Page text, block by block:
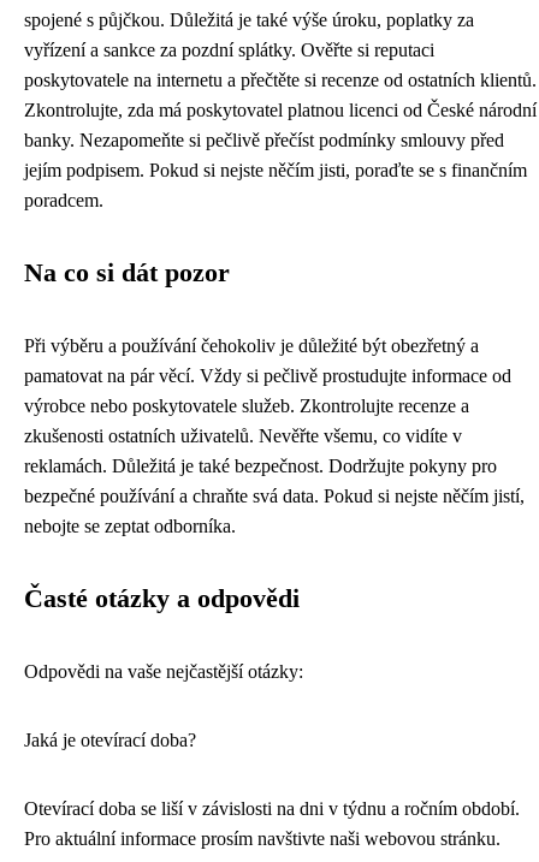
spojené s půjčkou. Důležitá je také výše úroku, poplatky za
vyřízení a sankce za pozdní splátky. Ověřte si reputaci
poskytovatele na internetu a přečtěte si recenze od ostatních klientů.
Zkontrolujte, zda má poskytovatel platnou licenci od České národní
banky. Nezapomeňte si pečlivě přečíst podmínky smlouvy před
jejím podpisem. Pokud si nejste něčím jisti, poraďte se s finančním
poradcem.
Na co si dát pozor
Při výběru a používání čehokoliv je důležité být obezřetný a
pamatovat na pár věcí. Vždy si pečlivě prostudujte informace od
výrobce nebo poskytovatele služeb. Zkontrolujte recenze a
zkušenosti ostatních uživatelů. Nevěřte všemu, co vidíte v
reklamách. Důležitá je také bezpečnost. Dodržujte pokyny pro
bezpečné používání a chraňte svá data. Pokud si nejste něčím jistí,
nebojte se zeptat odborníka.
Časté otázky a odpovědi
Odpovědi na vaše nejčastější otázky:
Jaká je otevírací doba?
Otevírací doba se liší v závislosti na dni v týdnu a ročním období.
Pro aktuální informace prosím navštivte naši webovou stránku.